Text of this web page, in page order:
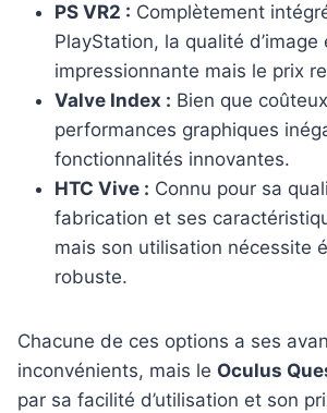
PS VR2 : Complètement
PlayStation, la qualité d’image
impressionnante mais le prix
Valve Index : Bien que
performances graphiques
fonctionnalités innovantes.
HTC Vive : Connu pour sa
fabrication et ses
mais son utilisation nécessite
robuste.
Chacune de ces options a ses
inconvénients, mais le Oculus
par sa facilité d’utilisation et son